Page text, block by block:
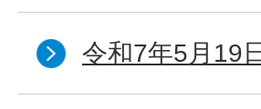
令和7年5月19